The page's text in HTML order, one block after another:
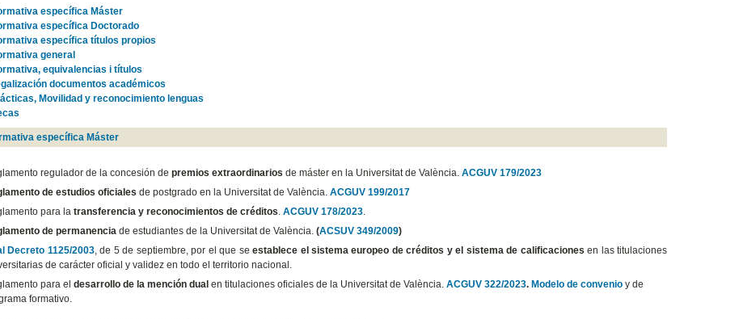
específica Máster
específica Doctorado
específica títulos propios
general
equivalencias i títulos
documentos académicos
Movilidad y reconocimiento lenguas
específica Máster
regulador de la concesión de premios extraordinarios de máster en la Universitat de València. ACGUV 179/2023
de estudios oficiales de postgrado en la Universitat de València. ACGUV 199/2017
para la transferencia y reconocimientos de créditos. ACGUV 178/2023.
de permanenciade estudiantes de la Universitat de València. (ACSUV 349/2009)
Decreto 1125/2003, de 5 de septiembre, por el que seestablece el sistema europeo de créditos y el sistema de calificaciones en las titulaciones
de carácter oficial y validez en todo el territorio nacional.
para el desarrollo de la mención dualen titulaciones oficiales de la Universitat de València. ACGUV 322/2023. Modelo de convenio y de
formativo.